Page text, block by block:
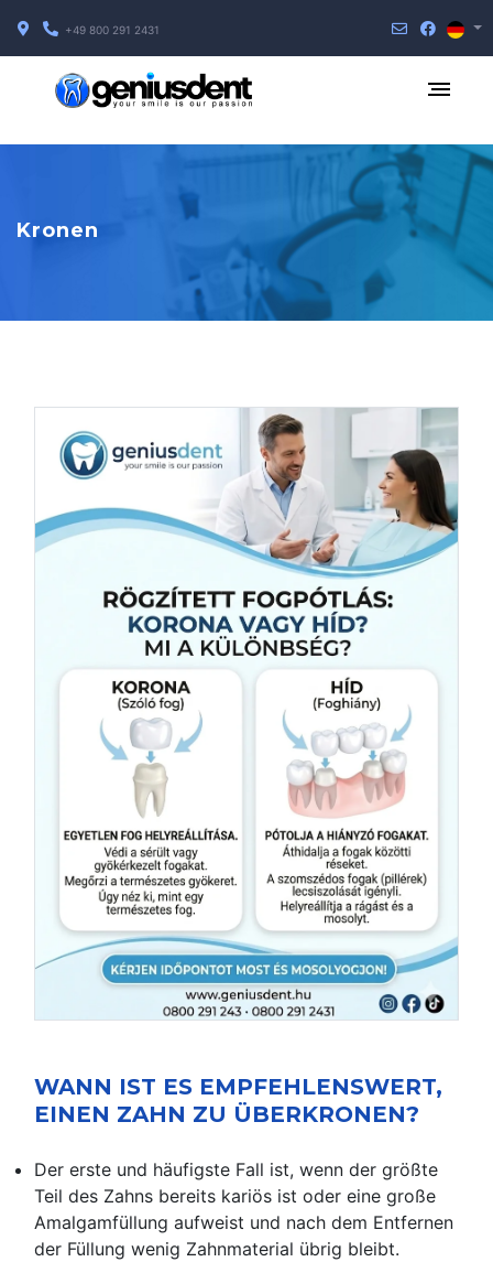
+49 800 291 2431
Kronen
WANN IST ES EMPFEHLENSWERT,
EINEN ZAHN ZU ÜBERKRONEN?
Der erste und häufigste Fall ist, wenn der größte
Teil des Zahns bereits kariös ist oder eine große
Amalgamfüllung aufweist und nach dem Entfernen
der Füllung wenig Zahnmaterial übrig bleibt.